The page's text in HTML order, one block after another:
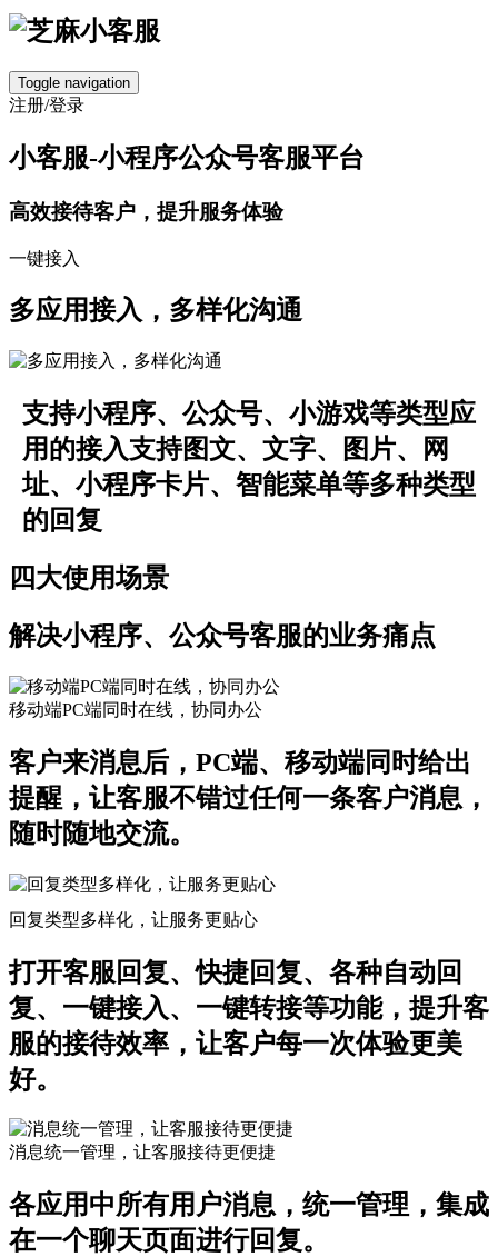
Toggle navigation
注册/登录
小客服-小程序公众号客服平台
高效接待客户，提升服务体验
一键接入
多应用接入，多样化沟通
支持小程序、公众号、小游戏等类型应
用的接入支持图文、文字、图片、网
址、小程序卡片、智能菜单等多种类型
的回复
四大使用场景
解决小程序、公众号客服的业务痛点
移动端PC端同时在线，协同办公
客户来消息后，PC端、移动端同时给出
提醒，让客服不错过任何一条客户消息，
随时随地交流。
回复类型多样化，让服务更贴心
打开客服回复、快捷回复、各种自动回
复、一键接入、一键转接等功能，提升客
服的接待效率，让客户每一次体验更美
好。
消息统一管理，让客服接待更便捷
各应用中所有用户消息，统一管理，集成
在一个聊天页面进行回复。